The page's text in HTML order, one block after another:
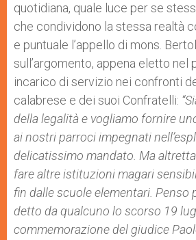
quotidiana, quale luce per se
che condividono la stessa realtà
e puntuale l’appello di mons.
sull’argomento, appena eletto nel
incarico di servizio nei confronti
calabrese e dei suoi Confratelli: “
della legalitàe vogliamo fornire
ai nostri parroci impegnati nell’
delicatissimo mandato. Ma
fare altre istituzioni magari
fin dalle scuole elementari. Penso
detto da qualcuno lo scorso 19
commemorazione del giudice